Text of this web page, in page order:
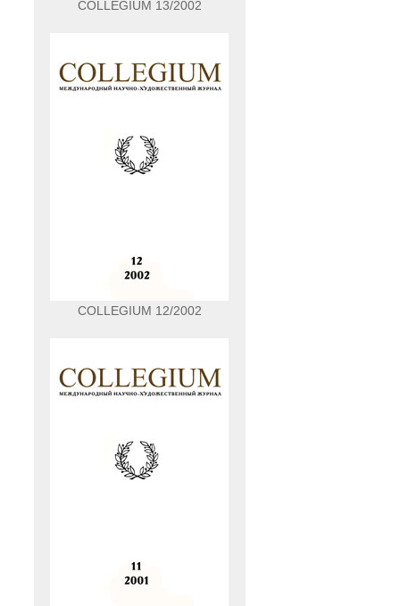
COLLEGIUM 13/2002
COLLEGIUM 12/2002